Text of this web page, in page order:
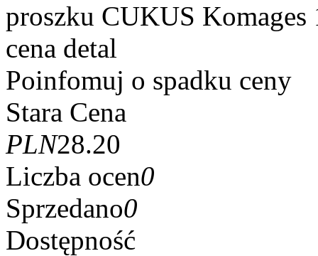
proszku CUKUS Komages
cena detal
Poinfomuj o spadku ceny
Stara Cena
PLN28.20
Liczba ocen0
Sprzedano0
Dostępność